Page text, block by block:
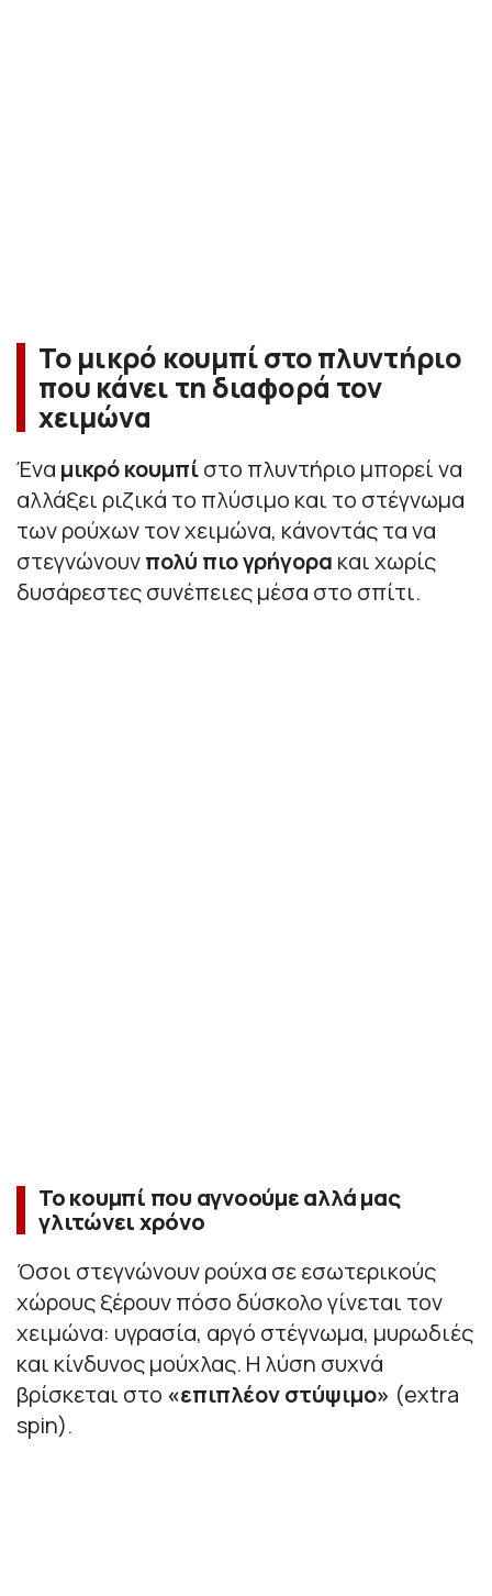
Το μικρό κουμπί στο πλυντήριο
που κάνει τη διαφορά τον
χειμώνα
Ένα μικρό κουμπίστο πλυντήριο μπορεί να
αλλάξει ριζικά το πλύσιμο και το στέγνωμα
των ρούχων τον χειμώνα, κάνοντάς τα να
στεγνώνουνπολύ πιο γρήγορα και χωρίς
δυσάρεστες συνέπειες μέσα στο σπίτι.
Το κουμπί που αγνοούμε αλλά μας
γλιτώνει χρόνο
Όσοι στεγνώνουν ρούχα σε εσωτερικούς
χώρους ξέρουν πόσο δύσκολο γίνεται τον
χειμώνα: υγρασία, αργό στέγνωμα, μυρωδιές
και κίνδυνος μούχλας. Η λύση συχνά
βρίσκεται στο «επιπλέον στύψιμο» (extra
spin).